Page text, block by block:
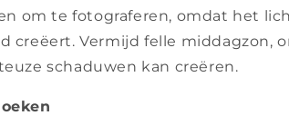
om te fotograferen, omdat het
creëert. Vermijd felle middagzon,
schaduwen kan creëren.